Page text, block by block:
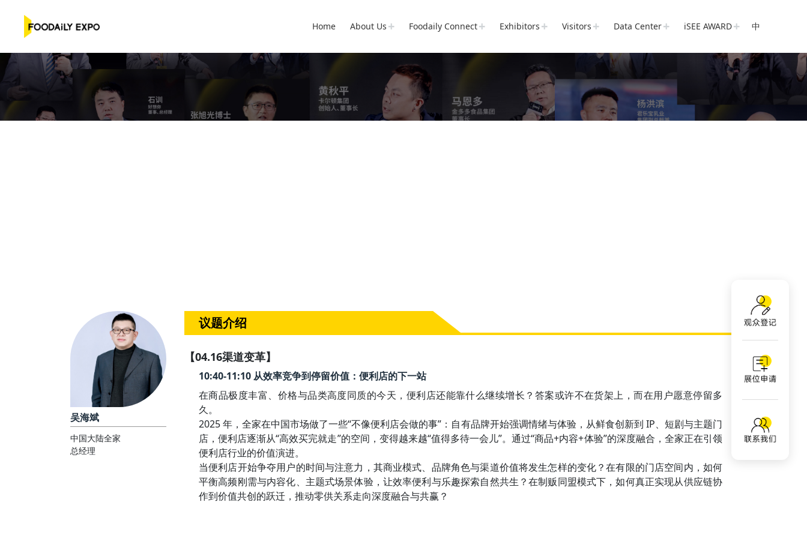
Home About Us Foodaily Connect Exhibitors Visitors Data Center iSEE AWARD 中
吴海斌
中国大陆全家
总经理
议题介绍
【04.16渠道变革】
10:40-11:10 从效率竞争到停留价值：便利店的下一站
在商品极度丰富、价格与品类高度同质的今天，便利店还能靠什么继续增长？答案或许不在货架上，而在用户愿意停留多
久。
2025 年，全家在中国市场做了一些“不像便利店会做的事”：自有品牌开始强调情绪与体验，从鲜食创新到 IP、短剧与主题门
店，便利店逐渐从“高效买完就走”的空间，变得越来越“值得多待一会儿”。通过“商品+内容+体验”的深度融合，全家正在引领
便利店行业的价值演进。
当便利店开始争夺用户的时间与注意力，其商业模式、品牌角色与渠道价值将发生怎样的变化？在有限的门店空间内，如何
平衡高频刚需与内容化、主题式场景体验，让效率便利与乐趣探索自然共生？在制贩同盟模式下，如何真正实现从供应链协
作到价值共创的跃迁，推动零供关系走向深度融合与共赢？